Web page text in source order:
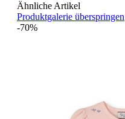
Ähnliche Artikel
Produktgalerie überspringen
-70%